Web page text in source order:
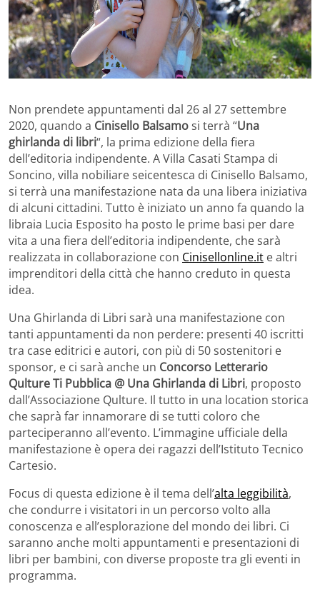
Non prendete appuntamenti dal 26 al 27 settembre
2020, quando a Cinisello Balsamosi terrà “Una
ghirlanda di libri“, la prima edizione della fiera
dell’editoria indipendente. A Villa Casati Stampa di
Soncino, villa nobiliare seicentesca di Cinisello Balsamo,
si terrà una manifestazione nata da una libera iniziativa
di alcuni cittadini. Tutto è iniziato un anno fa quando la
libraia Lucia Esposito ha posto le prime basi per dare
vita a una fiera dell’editoria indipendente, che sarà
realizzata in collaborazione con Cinisellonline.it e altri
imprenditori della città che hanno creduto in questa
idea.
Una Ghirlanda di Libri sarà una manifestazione con
tanti appuntamenti da non perdere: presenti 40 iscritti
tra case editrici e autori, con più di 50 sostenitori e
sponsor, e ci sarà anche un Concorso Letterario
Qulture Ti Pubblica @ Una Ghirlanda di Libri, proposto
dall’Associazione Qulture. Il tutto in una location storica
che saprà far innamorare di se tutti coloro che
parteciperanno all’evento. L’immagine ufficiale della
manifestazione è opera dei ragazzi dell’Istituto Tecnico
Cartesio.
Focus di questa edizione è il tema dell’alta leggibilità,
che condurre i visitatori in un percorso volto alla
conoscenza e all’esplorazione del mondo dei libri. Ci
saranno anche molti appuntamenti e presentazioni di
libri per bambini, con diverse proposte tra gli eventi in
programma.